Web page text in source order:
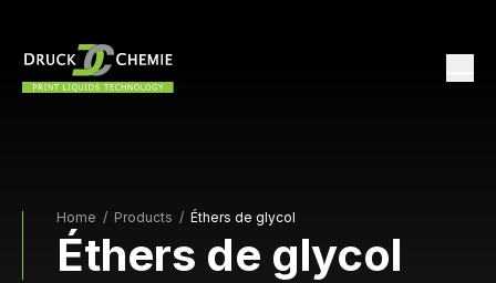
Home / Products / Éthers de glycol
Éthers de glycol